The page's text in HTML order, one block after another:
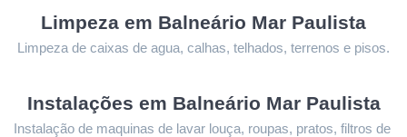
Limpeza em Balneário Mar Paulista
Limpeza de caixas de agua, calhas, telhados, terrenos e pisos.
Instalações em Balneário Mar Paulista
Instalação de maquinas de lavar louça, roupas, pratos, filtros de